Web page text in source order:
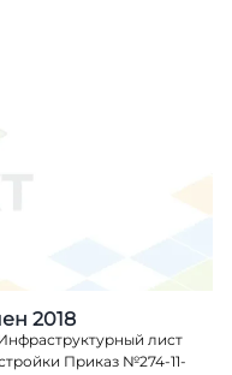
2018
лист
Приказ №274-11-